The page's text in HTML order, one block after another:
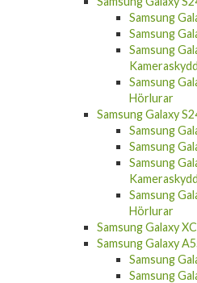
Samsung
Samsung
Samsung
Hörlurar
Samsung Galaxy
Samsung
Samsung
Samsung
Samsung
Hörlurar
Samsung Galaxy
Samsung Galaxy
Samsung
Samsung
Samsung